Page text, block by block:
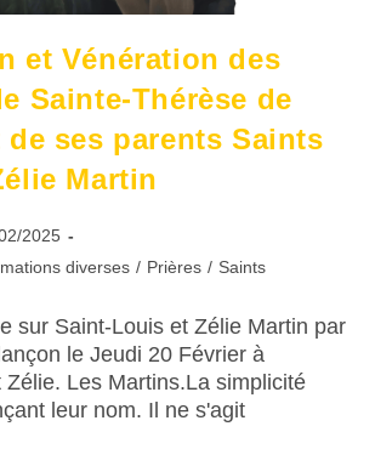
et Vénération des
Sainte-Thérèse de
ses parents Saints
Martin
2025
diverses / Prières / Saints
sur Saint-Louis et Zélie Martin par
le Jeudi 20 Février à
Zélie. Les Martins.La simplicité
leur nom. Il ne s'agit